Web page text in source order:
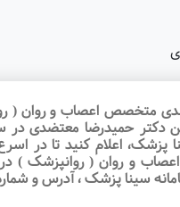
متخصص اعصاب و روان (
دکتر حمیدرضا معتضدی
پزشک، اعلام کنید تا در
و روان ( روانپزشک ) در
سینا پزشک ، آدرس و